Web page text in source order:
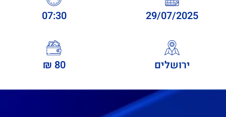
29/07/2025
07:30
ירושלים 80 ₪